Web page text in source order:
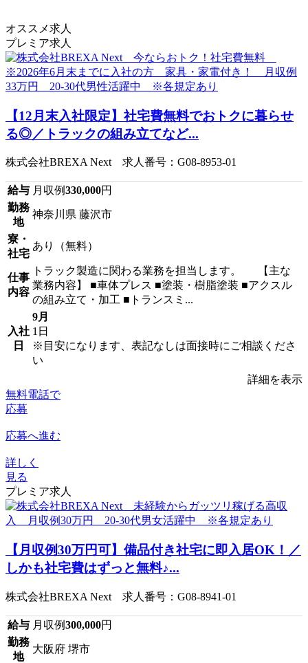
オススメ求人
プレミア求人
【12月末入社限定】社宅費無料でおトクに暮らせ
る◎／トラックの組み立てなど...
株式会社BREXA Next 求人番号：G08-8953-01
給与 月収例330,000円
勤務
地
神奈川県 藤沢市
寮・
社宅
あり（無料）
仕事
内容
トラック製造に関わる業務を担当します。 【主な
業務内容】 ■車体プレス ■塗装・樹脂塗装 ■アクスル
の組み立て・加工 ■トランスミ...
入社
日
9月
1日
※目安になります、表記なしは面接時にご相談くださ
い
詳細を表示
無料電話で
応募
応募へ進む
詳しく
見る
プレミア求人
【月収例30万円可】備品付き社宅に即入居OK！／
しかも社宅費はずっと無料♪...
株式会社BREXA Next 求人番号：G08-8941-01
給与 月収例300,000円
勤務
地
大阪府 堺市